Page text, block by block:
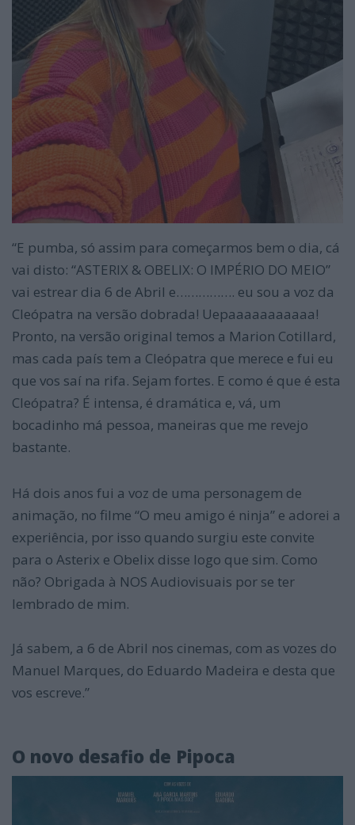
“E pumba, só assim para começarmos bem o dia, cá
vai disto: “ASTERIX & OBELIX: O IMPÉRIO DO MEIO”
vai estrear dia 6 de Abril e……………. eu sou a voz da
Cleópatra na versão dobrada! Uepaaaaaaaaaaa!
Pronto, na versão original temos a Marion Cotillard,
mas cada país tem a Cleópatra que merece e fui eu
que vos saí na rifa. Sejam fortes. E como é que é esta
Cleópatra? É intensa, é dramática e, vá, um
bocadinho má pessoa, maneiras que me revejo
bastante.
Há dois anos fui a voz de uma personagem de
animação, no filme “O meu amigo é ninja” e adorei a
experiência, por isso quando surgiu este convite
para o Asterix e Obelix disse logo que sim. Como
não? Obrigada à NOS Audiovisuais por se ter
lembrado de mim.
Já sabem, a 6 de Abril nos cinemas, com as vozes do
Manuel Marques, do Eduardo Madeira e desta que
vos escreve.”
O novo desafio de Pipoca